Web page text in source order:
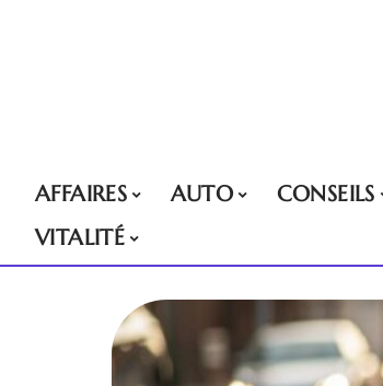
AFFAIRES AUTO CONSEILS
VITALITÉ